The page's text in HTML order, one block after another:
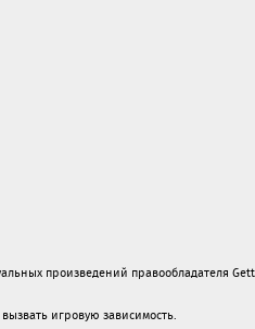
произведений правообладателя
игровую зависимость.